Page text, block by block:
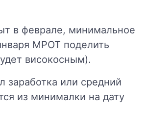
в феврале, минимальное
МРОТ поделить
високосным).
заработка или средний
из минималки на дату